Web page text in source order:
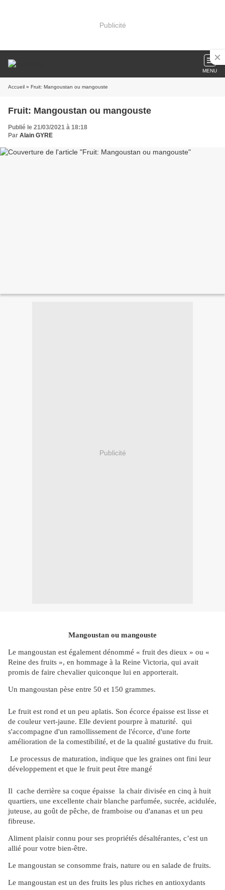
Publicité
MENU
Accueil » Fruit: Mangoustan ou mangouste
Fruit: Mangoustan ou mangouste
Publié le 21/03/2021 à 18:18
Par Alain GYRE
Publicité
Mangoustan ou mangouste
Le mangoustan est également dénommé « fruit des dieux » ou «
Reine des fruits », en hommage à la Reine Victoria, qui avait
promis de faire chevalier quiconque lui en apporterait.
Un mangoustan pèse entre 50 et 150 grammes.
Le fruit est rond et un peu aplatis. Son écorce épaisse est lisse et
de couleur vert-jaune. Elle devient pourpre à maturité. qui
s'accompagne d'un ramollissement de l'écorce, d'une forte
amélioration de la comestibilité, et de la qualité gustative du fruit.
Le processus de maturation, indique que les graines ont fini leur
développement et que le fruit peut être mangé
Il cache derrière sa coque épaisse la chair divisée en cinq à huit
quartiers, une excellente chair blanche parfumée, sucrée, acidulée,
juteuse, au goût de pêche, de framboise ou d'ananas et un peu
fibreuse.
Aliment plaisir connu pour ses propriétés désaltérantes, c’est un
allié pour votre bien-être.
Le mangoustan se consomme frais, nature ou en salade de fruits.
Le mangoustan est un des fruits les plus riches en antioxydants